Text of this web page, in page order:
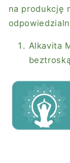
na produkcję
Alkavita